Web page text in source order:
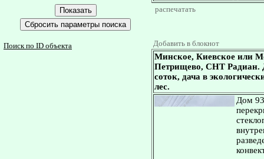
Поиск по ID объекта
распечатать
Добавить в блокнот
Минское, Киевское или
Петрищево, СНТ Радиан.
соток, дача в
лес.
Дом